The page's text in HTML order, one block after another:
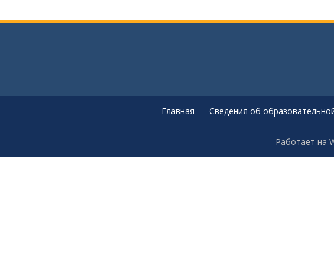
Главная Сведения об
Работает на